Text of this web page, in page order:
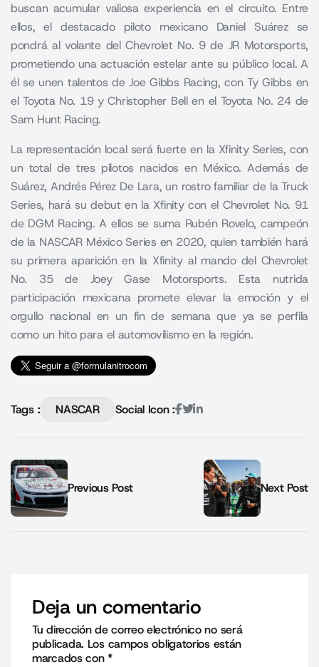
buscan acumular valiosa experiencia en el circuito. Entre
ellos, el destacado piloto mexicano Daniel Suárez se
pondrá al volante del Chevrolet No. 9 de JR Motorsports,
prometiendo una actuación estelar ante su público local. A
él se unen talentos de Joe Gibbs Racing, con Ty Gibbs en
el Toyota No. 19 y Christopher Bell en el Toyota No. 24 de
Sam Hunt Racing.
La representación local será fuerte en la Xfinity Series, con
un total de tres pilotos nacidos en México. Además de
Suárez, Andrés Pérez De Lara, un rostro familiar de la Truck
Series, hará su debut en la Xfinity con el Chevrolet No. 91
de DGM Racing. A ellos se suma Rubén Rovelo, campeón
de la NASCAR México Series en 2020, quien también hará
su primera aparición en la Xfinity al mando del Chevrolet
No. 35 de Joey Gase Motorsports. Esta nutrida
participación mexicana promete elevar la emoción y el
orgullo nacional en un fin de semana que ya se perfila
como un hito para el automovilismo en la región.
Tags : NASCAR Social Icon :
Previous Post Next Post
Deja un comentario
Tu dirección de correo electrónico no será
publicada. Los campos obligatorios están
marcados con*